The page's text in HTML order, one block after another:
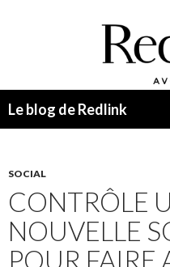
Le blog de Redlink
SOCIAL
CONTRÔLE
NOUVELLE
POUR FAIRE